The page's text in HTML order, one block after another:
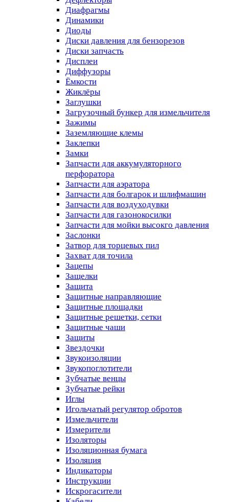
Диафрагмы
Динамики
Диоды
Диски давления для бензорезов
Диски запчасть
Дисплеи
Диффузоры
Ёмкости
Жиклёры
Заглушки
Загрузочный бункер для измельчителя
Зажимы
Заземляющие клемы
Заклепки
Замки
Запчасти для аккумуляторного
перфоратора
Запчасти для аэратора
Запчасти для болгарок и шлифмашин
Запчасти для воздуходувки
Запчасти для газонокосилки
Запчасти для мойки высокго давления
Заслонки
Затвор для торцевых пил
Захват для точила
Зацепы
Защелки
Защита
Защитные направляющие
Защитные площадки
Защитные решетки, сетки
Защитные чаши
Защиты
Звездочки
Звукоизоляции
Звукопоглотители
Зубчатые венцы
Зубчатые рейки
Иглы
Игольчатый регулятор обротов
Измельчители
Измерители
Изоляторы
Изоляционная бумага
Изоляция
Индикаторы
Инструкции
Искрогасители